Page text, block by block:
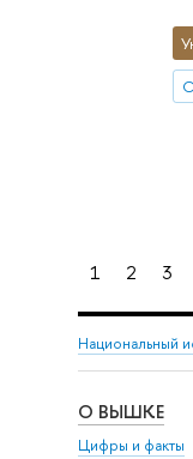
1 2 3
Национальный
О ВЫШКЕ
Цифры и факты